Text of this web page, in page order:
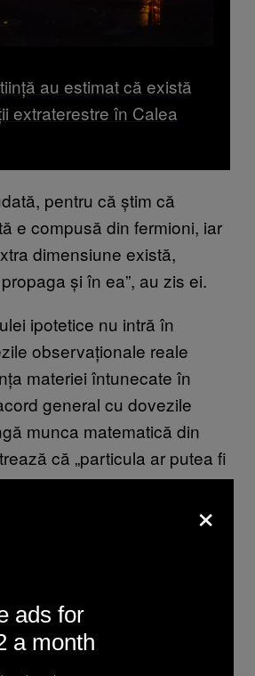
au estimat că există
extraterestre în Calea
pentru că știm că
e compusă din fermioni, iar
dimensiune există,
și în ea”, au zis ei.
ipotetice nu intră în
observaționale reale
materiei întunecate în
general cu dovezile
munca matematică din
că „particula ar putea fi
sectorul întunecat”, au zis
×
ads for
a month